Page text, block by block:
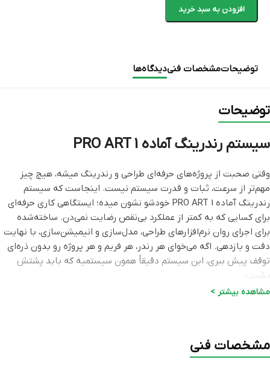
افزودن به سبد خرید
توضیحاتمشخصات فنیدیدگاه‌ها
توضیحات
سیستم رندرینگ آماده PRO ART 1
وقتی صحبت از پروژه‌های حرفه‌ای طراحی و رندرینگ میشه، هیچ چیز
مهم‌تر از سرعت، ثبات و قدرت سیستم نیست. اینجاست که سیستم
رندرینگ آماده PRO ART 1 خودشو نشون میده؛ ایستگاهی کاری حرفه‌ای
برای کسایی که به کمتر از عملکرد بی‌نقص رضایت نمی‌دن. ساخته‌شده
برای اجرای روان نرم‌افزارهای طراحی، مدل‌سازی و انیمیشن‌سازی، با نهایت
دقت و بازدهی. اگه می‌خوای هر رندر، هر فریم و هر پروژه‌ رو بدون ذره‌ای
توقف پیش ببری، این سیستم دقیقاً همون سیستمیه که باید پشتش
بشینی.
مادربرد Gigabyte B760M H DDR4
مشاهده بیشتر >
مشخصات فنی